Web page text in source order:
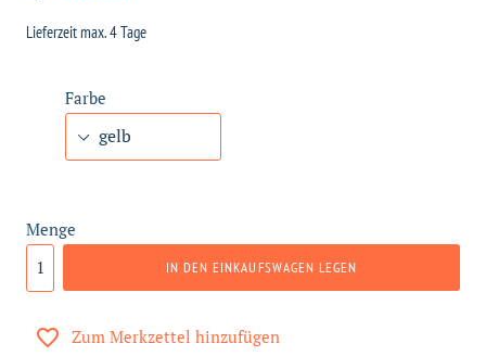
Lieferzeit max. 4 Tage
Farbe
Menge
IN DEN EINKAUFSWAGEN LEGEN
Zum Merkzettel hinzufügen